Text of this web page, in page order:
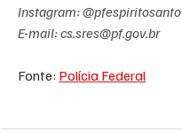
Instagram: @pfespiritosanto
E-mail: cs.sres@pf.gov.br
Fonte: Polícia Federal